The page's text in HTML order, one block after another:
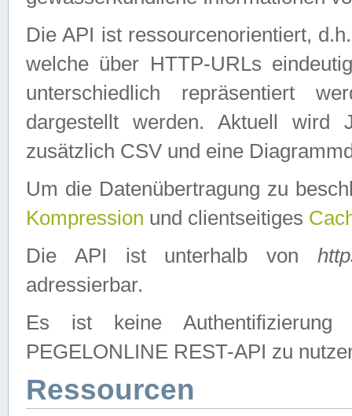
Die API ist ressourcenorientiert,
welche über HTTP-URLs
unterschiedlich repräsentiert
dargestellt werden. Aktuell wird
zusätzlich CSV und eine
Um die Datenübertragung zu
Kompression und clientseitiges
Die API ist unterhalb von
adressierbar.
Es ist keine
PEGELONLINE REST-API zu
Ressourcen